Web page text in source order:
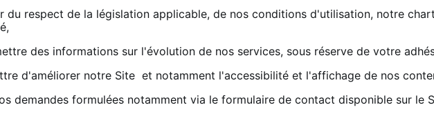
du respect de la législation applicable, de nos conditions d'utilisation, notre
des informations sur l'évolution de nos services, sous réserve de votre
d'améliorer notre Site et notamment l'accessibilité et l'affichage de nos
demandes formulées notamment via le formulaire de contact disponible sur le